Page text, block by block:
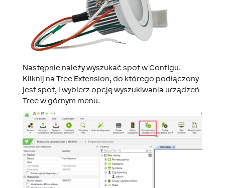
Następnie należy wyszukać spot w Configu.
Kliknij na Tree Extension, do którego podłączony
jest spot, i wybierz opcję wyszukiwania urządzeń
Tree w górnym menu.